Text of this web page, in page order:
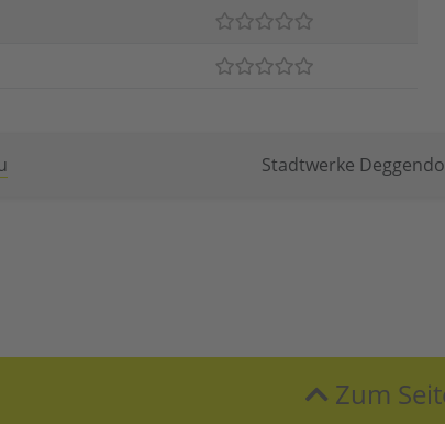
Stadtwerke
Zum